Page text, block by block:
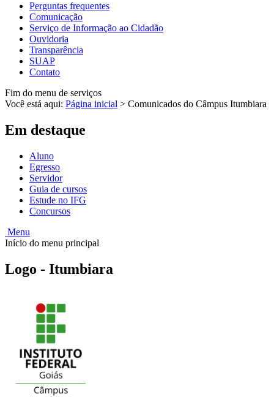
Perguntas frequentes
Comunicação
Serviço de Informação ao Cidadão
Ouvidoria
Transparência
SUAP
Contato
Fim do menu de serviços
Você está aqui: Página inicial > Comunicados do Câmpus Itumbiara
Em destaque
Aluno
Egresso
Servidor
Guia de cursos
Estude no IFG
Concursos
Menu
Início do menu principal
Logo - Itumbiara